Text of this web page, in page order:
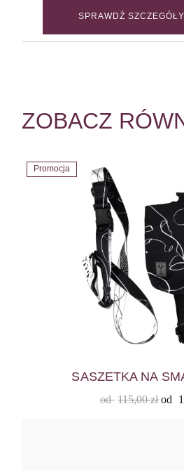
SPRAWDŹ SZCZEGÓŁY
ZOBACZ
Promocja
SASZETKA NA
od 115,00zł od